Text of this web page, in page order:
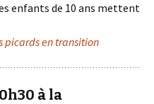
enfants de 10 ans mettent
picards en transition
à la